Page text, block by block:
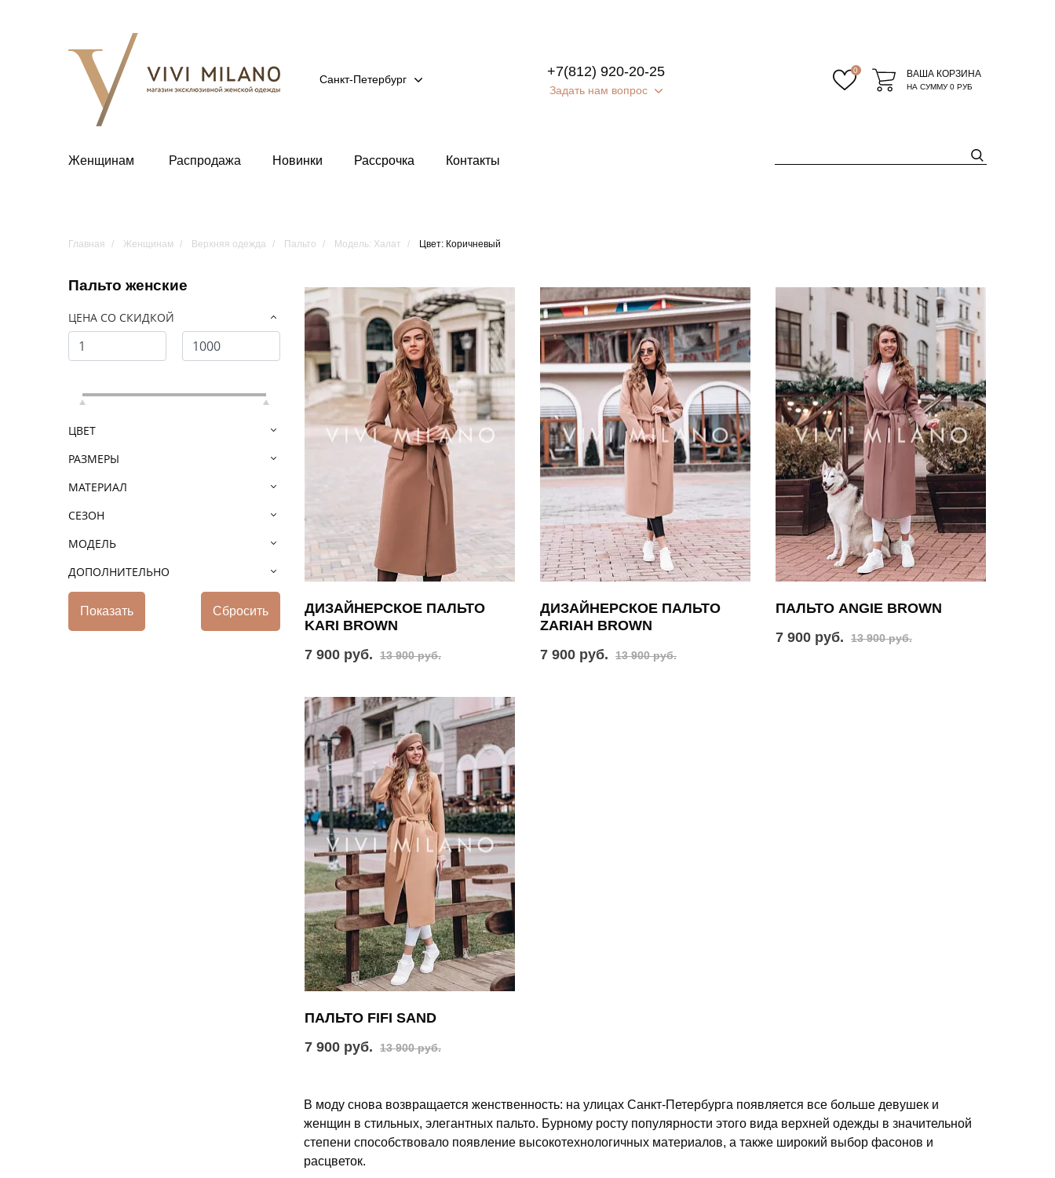
Санкт-Петербург
+7(812) 920-20-25
Задать нам вопрос
0 ВАША КОРЗИНА
НА СУММУ0 РУБ
Женщинам Распродажа Новинки Рассрочка Контакты
Главная Женщинам Верхняя одежда Пальто Модель: Халат Цвет: Коричневый
Пальто женские
ЦЕНА СО СКИДКОЙ
ЦВЕТ
РАЗМЕРЫ
МАТЕРИАЛ
СЕЗОН
МОДЕЛЬ
ДОПОЛНИТЕЛЬНО
ДИЗАЙНЕРСКОЕ ПАЛЬТО
KARI BROWN
7 900 руб.
13 900 руб.
ДИЗАЙНЕРСКОЕ ПАЛЬТО
ZARIAH BROWN
7 900 руб.
13 900 руб.
ПАЛЬТО ANGIE BROWN
7 900 руб.
13 900 руб.
ПАЛЬТО FIFI SAND
7 900 руб.
13 900 руб.
В моду снова возвращается женственность: на улицах Санкт-Петербурга появляется все больше девушек и
женщин в стильных, элегантных пальто. Бурному росту популярности этого вида верхней одежды в значительной
степени способствовало появление высокотехнологичных материалов, а также широкий выбор фасонов и
расцветок.